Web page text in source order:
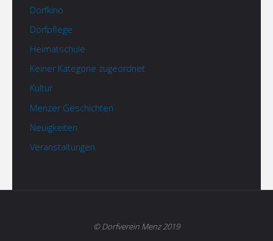
Dorfkino
Dorfpflege
Heimatschule
Keiner Kategorie zugeordnet
Kultur
Menzer Geschichten
Neuigkeiten
Veranstaltungen
© Dorfverein Menz 2019